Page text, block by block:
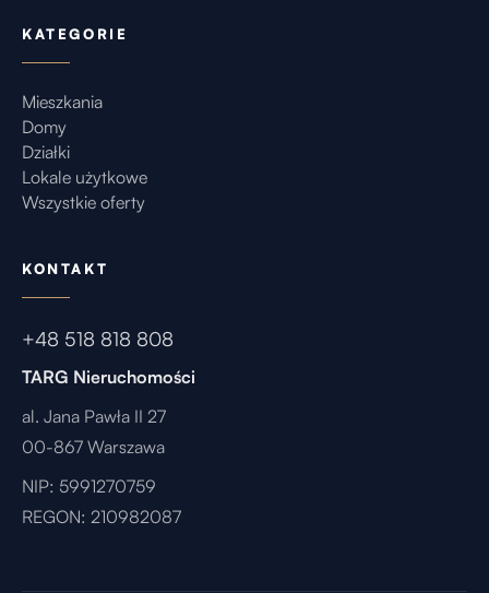
KATEGORIE
Mieszkania
Domy
Działki
Lokale użytkowe
Wszystkie oferty
KONTAKT
+48 518 818 808
TARG Nieruchomości
al. Jana Pawła II 27
00-867 Warszawa
NIP: 5991270759
REGON: 210982087